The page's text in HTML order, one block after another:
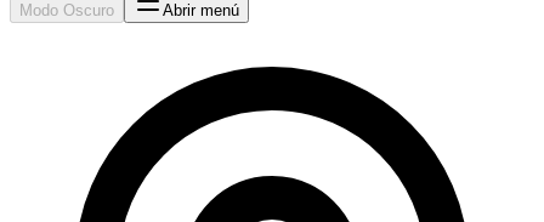
Modo Oscuro Abrir menú